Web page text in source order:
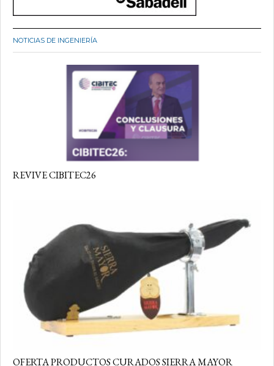
NOTICIAS DE INGENIERÍA
REVIVE CIBITEC26
OFERTA PRODUCTOS CURADOS SIERRA MAYOR